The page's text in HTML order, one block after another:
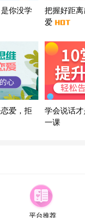
微信用户 Liberty 通过此页面
方案
广东-广州 188****5632
湖北-武汉 135****7410
微信用户 困困魚? 通过此页面
方案
陕西-西安 139****6283
情感方案
浙江-宁波 150****8921
福建-厦门 159****4462
微信用户 凌乱小羊 通过此页面
你没学
把握好距
爱
爱，拒
学会说话
一课
平台推荐